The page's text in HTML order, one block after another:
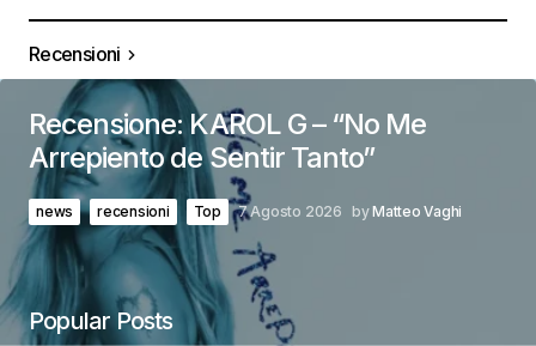
Recensioni
Recensione: KAROL G – “No Me
Arrepiento de Sentir Tanto”
news recensioni Top 7 Agosto 2026 byMatteo Vaghi
Popular Posts